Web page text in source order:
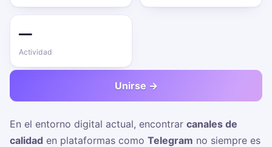
—
Actividad
Unirse →
En el entorno digital actual, encontrar canales de
calidad en plataformas como Telegram no siempre es